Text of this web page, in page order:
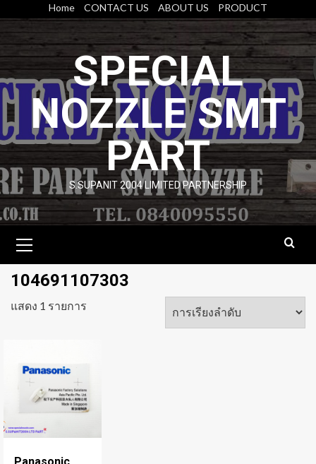
content
Home CONTACT US ABOUT US PRODUCT
SPECIAL
NOZZLE SMT
PART
S.SUPANIT 2004 LIMITED PARTNERSHIP
Menu
104691107303
แสดง 1 รายการ